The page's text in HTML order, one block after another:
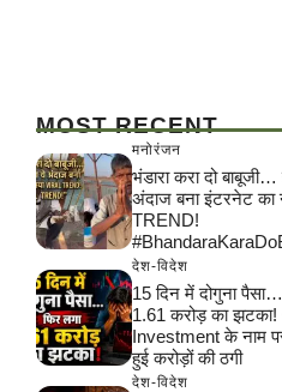
MOST RECENT
मनोरंजन
भंडारा करा दो बाबूजी…
अंदाज बना इंटरनेट का
TREND!
देश-विदेश
15 दिन में दोगुना
1.61 करोड़ का
Investment के नाम पर
हुई करोड़ों की ठगी
देश-विदेश